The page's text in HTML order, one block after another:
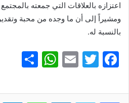
اعتزازه بالعلاقات التي جمعته
ومشيراً إلى أن ما وجده من محبة
بالنسبة له.
F
c
T
itt
E
ai
W
at
ar